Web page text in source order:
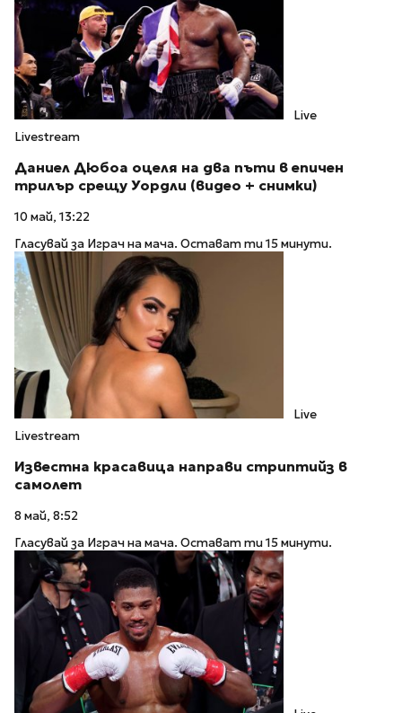
Live
Livestream
Даниел Дюбоа оцеля на два пъти в епичен
трилър срещу Уордли (видео + снимки)
10 май, 13:22
Гласувай за Играч на мача. Остават ти 15 минути.
Live
Livestream
Известна красавица направи стриптийз в
самолет
8 май, 8:52
Гласувай за Играч на мача. Остават ти 15 минути.